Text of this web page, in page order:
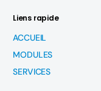
Liens rapide
ACCUEIL
MODULES
SERVICES